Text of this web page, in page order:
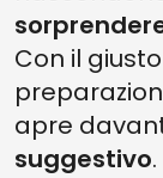
Con il
apre
suggestivo.